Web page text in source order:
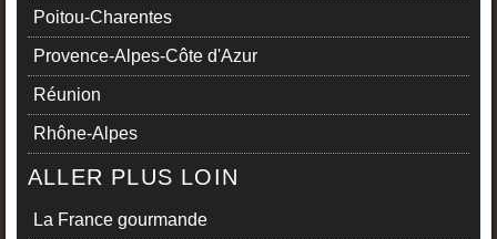
Poitou-Charentes
Provence-Alpes-Côte d'Azur
Réunion
Rhône-Alpes
ALLER PLUS LOIN
La France gourmande